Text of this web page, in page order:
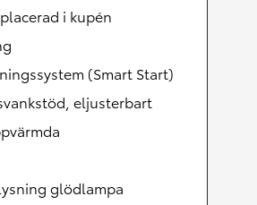
i kupén
(Smart Start)
eljusterbart
glödlampa